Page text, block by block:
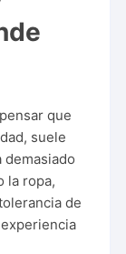
que
suele
la ropa,
de